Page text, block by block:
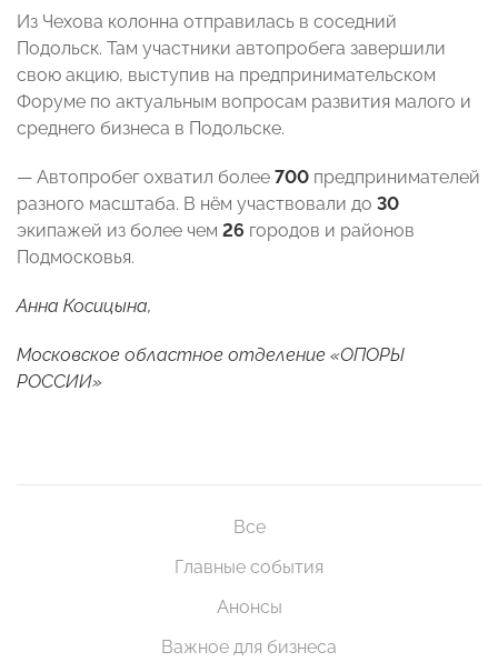
Из Чехова колонна отправилась в соседний
Подольск. Там участники автопробега завершили
свою акцию, выступив на предпринимательском
Форуме по актуальным вопросам развития малого и
среднего бизнеса в Подольске.
— Автопробег охватил более 700 предпринимателей
разного масштаба. В нём участвовали до 30
экипажей из более чем 26 городов и районов
Подмосковья.
Анна Косицына,
Московское областное отделение «ОПОРЫ
РОССИИ»
Все
Главные события
Анонсы
Важное для бизнеса